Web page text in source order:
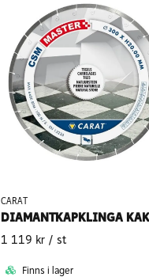
CARAT
1 119 kr / st
Finns i lager